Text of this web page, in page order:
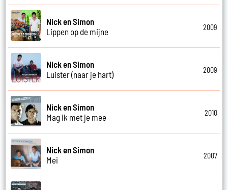
Nick en Simon
Lippen op de mijne
2009
Nick en Simon
Luister (naar je hart)
2009
Nick en Simon
Mag ik met je mee
2010
Nick en Simon
Mei
2007